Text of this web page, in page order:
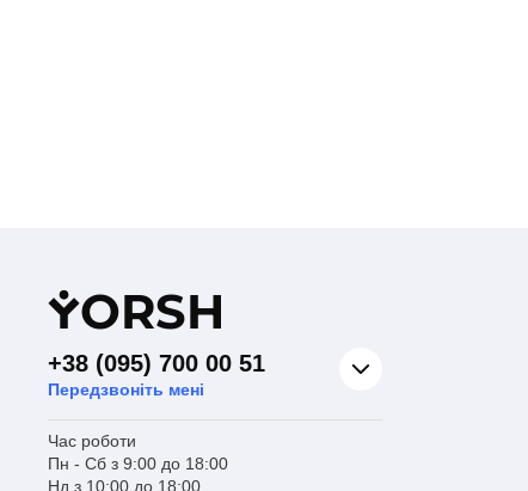
YORSH
+38 (095) 700 00 51
Передзвоніть мені
Час роботи
Пн - Сб з 9:00 до 18:00
Нд з 10:00 до 18:00